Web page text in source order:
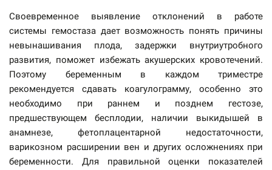
Своевременное выявление отклонений в работе
системы гемостаза дает возможность понять причины
невынашивания плода, задержки внутриутробного
развития, поможет избежать акушерских кровотечений.
Поэтому беременным в каждом триместре
рекомендуется сдавать коагулограмму, особенно это
необходимо при раннем и позднем гестозе,
предшествующем бесплодии, наличии выкидышей в
анамнезе, фетоплацентарной недостаточности,
варикозном расширении вен и других осложнениях при
беременности. Для правильной оценки показателей